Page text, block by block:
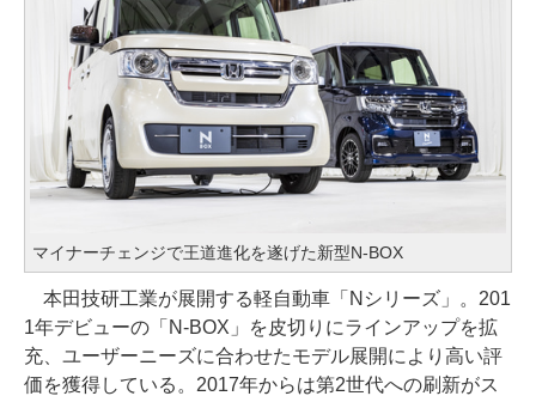
マイナーチェンジで王道進化を遂げた新型N-BOX
本田技研工業が展開する軽自動車「Nシリーズ」。201
1年デビューの「N-BOX」を皮切りにラインアップを拡
充、ユーザーニーズに合わせたモデル展開により高い評
価を獲得している。2017年からは第2世代への刷新がス